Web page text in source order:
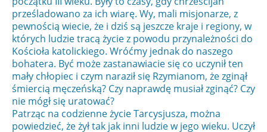
prześladowano za ich wiarę. Wy, mali misjonarze, z
pewnością wiecie, że i dziś są jeszcze kraje i regiony, w
których ludzie tracą życie z powodu przynależności do
Kościoła katolickiego. Wróćmy jednak do naszego
bohatera. Być może zastanawiacie się co uczynił ten
mały chłopiec i czym naraził się Rzymianom, że zginął
śmiercią męczeńską? Czy naprawdę musiał zginąć? Czy
nie mógł się uratować?
Patrząc na codzienne życie Tarcysjusza, można
powiedzieć, że żył tak jak inni ludzie w jego wieku. Uczył